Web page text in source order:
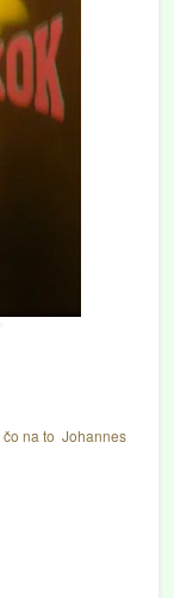
čo na to Johannes